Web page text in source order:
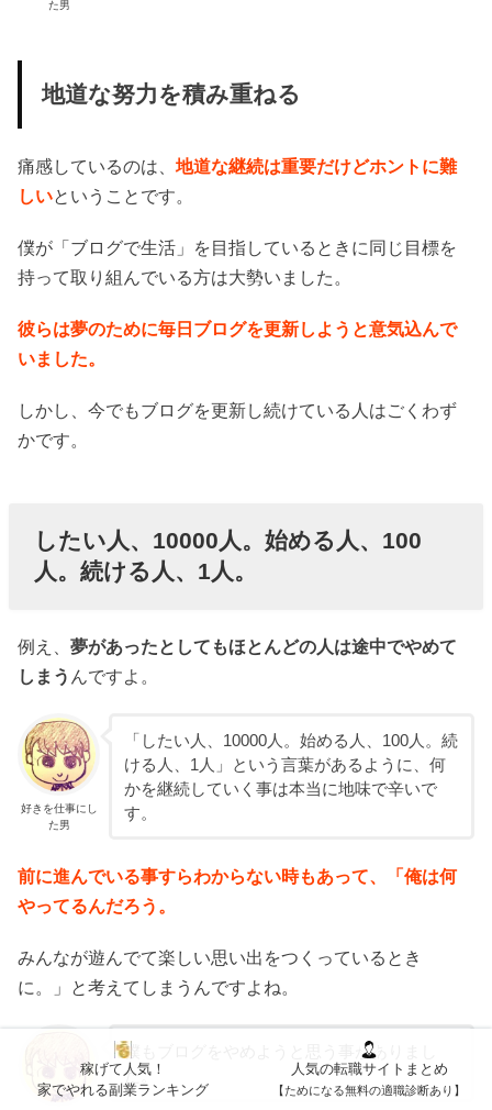
た男
地道な努力を積み重ねる
痛感しているのは、地道な継続は重要だけどホントに難
しいということです。
僕が「ブログで生活」を目指しているときに同じ目標を
持って取り組んでいる方は大勢いました。
彼らは夢のために毎日ブログを更新しようと意気込んで
いました。
しかし、今でもブログを更新し続けている人はごくわず
かです。
したい人、10000人。始める人、100
人。続ける人、1人。
例え、夢があったとしてもほとんどの人は途中でやめて
しまう んですよ。
好きを仕事にし
た男
「したい人、10000人。始める人、100人。続
ける人、1人」という言葉があるように、何
かを継続していく事は本当に地味で辛いで
す。
前に進んでいる事すらわからない時もあって、「俺は何
やってるんだろう。
みんなが遊んでて楽しい思い出をつくっているとき
に。」と考えてしまうんですよね。
僕もブログをやめようと思う事がありまし
た。
稼げて人気！
家でやれる副業ランキング
人気の転職サイトまとめ
【ためになる無料の適職診断あり】